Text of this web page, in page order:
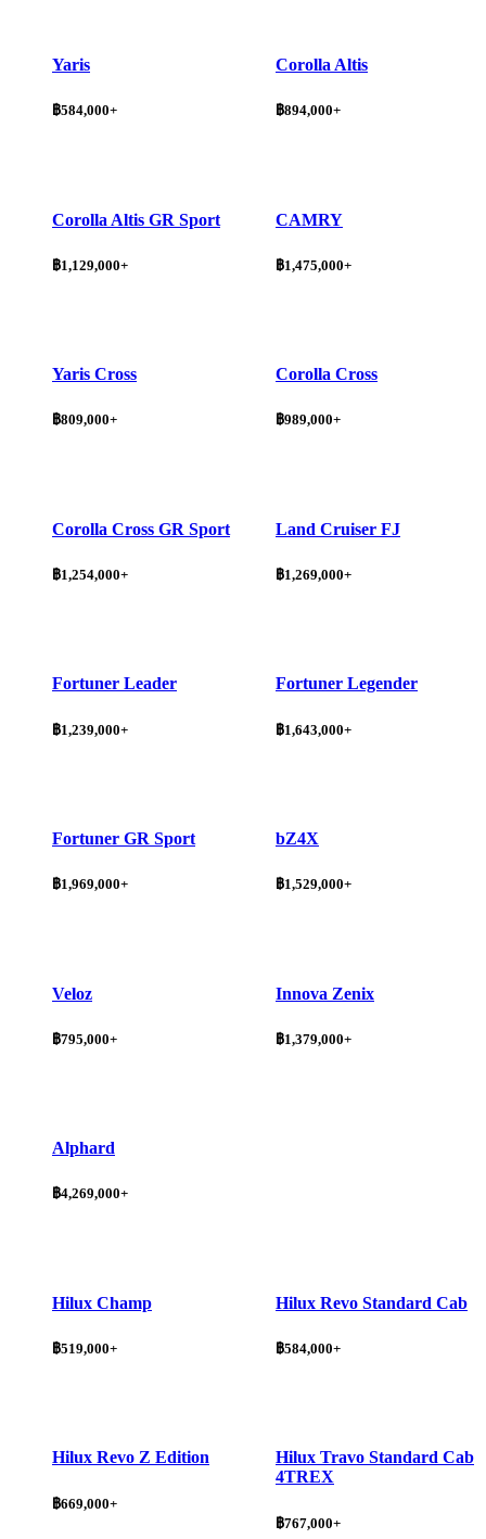
Yaris
฿584,000+
Corolla Altis
฿894,000+
Corolla Altis GR Sport
฿1,129,000+
CAMRY
฿1,475,000+
Yaris Cross
฿809,000+
Corolla Cross
฿989,000+
Corolla Cross GR Sport
฿1,254,000+
Land Cruiser FJ
฿1,269,000+
Fortuner Leader
฿1,239,000+
Fortuner Legender
฿1,643,000+
Fortuner GR Sport
฿1,969,000+
bZ4X
฿1,529,000+
Veloz
฿795,000+
Innova Zenix
฿1,379,000+
Alphard
฿4,269,000+
Hilux Champ
฿519,000+
Hilux Revo Standard Cab
฿584,000+
Hilux Revo Z Edition
฿669,000+
Hilux Travo Standard Cab
4TREX
฿767,000+